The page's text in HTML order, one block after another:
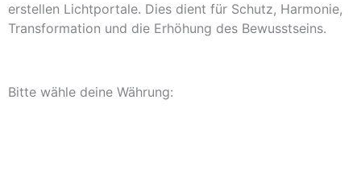
erstellen Lichtportale. Dies dient für Schutz, Harmonie,
Transformation und die Erhöhung des Bewusstseins.
Bitte wähle deine Währung: